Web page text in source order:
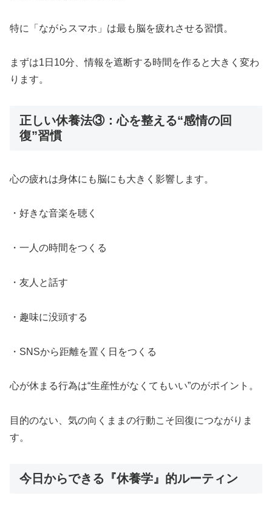
特に「ながらスマホ」は最も脳を疲れさせる習慣。
まずは1日10分、情報を遮断する時間を作ると大きく変わ
ります。
正しい休養法③：心を整える“感情の回
復”習慣
心の疲れは身体にも脳にも大きく影響します。
・好きな音楽を聴く
・一人の時間をつくる
・友人と話す
・趣味に没頭する
・SNSから距離を置く日をつくる
心が休まる行為は“生産性がなくてもいい”のがポイント。
目的のない、気の向くままの行動こそ回復につながりま
す。
今日からできる『休養学』的ルーティン